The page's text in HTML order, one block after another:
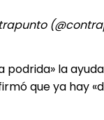
podrida» la
que ya hay